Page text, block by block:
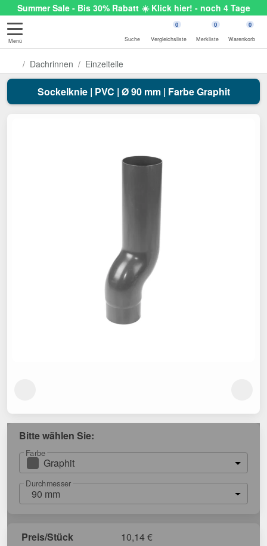
Summer Sale - Bis 30% Rabatt ☀️ Klick hier! - noch 4 Tage
Menü Suche
0
Vergleichsliste
0
Merkliste
0
Warenkorb
Dachrinnen Einzelteile
Sockelknie | PVC | Ø 90 mm | Farbe Graphit
Bitte wählen Sie:
Farbe
Graphit
Durchmesser
90 mm
Preis/Stück 10,14€